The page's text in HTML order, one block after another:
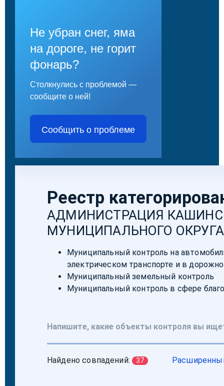
Не убран снег, яма
на дороге, не горит
фонарь?
Столкнулись с проблемой —
сообщите о ней!
Сообщить о проблеме